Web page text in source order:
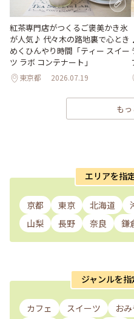
紅茶専門店がつくるご褒美かき氷
が人気♪ 代々木の路地裏で心とき
めくひんやり時間「ティー スイー
ツ ラボ コンテナート」
東京都 2026.07.19
も
エリアを指
京都 東京 北海道
山梨
長野 奈良 鎌
ジャンルを
カフェ スイーツ お